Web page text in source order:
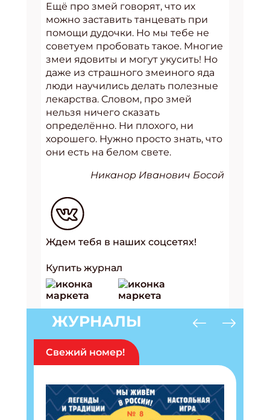
Ещё про змей говорят, что их
можно заставить танцевать при
помощи дудочки. Но мы тебе не
советуем пробовать такое. Многие
змеи ядовиты и могут укусить! Но
даже из страшного змеиного яда
люди научились делать полезные
лекарства. Словом, про змей
нельзя ничего сказать
определённо. Ни плохого, ни
хорошего. Нужно просто знать, что
они есть на белом свете.
Никанор Иванович Босой
Ждем тебя в наших соцсетях!
Купить журнал
ЖУРНАЛЫ
Свежий номер!